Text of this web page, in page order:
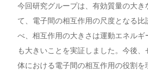
今回研究グループは、有効質量の大き
て、電子間の相互作用の尺度となる比
べ、相互作用の大きさは運動エネルギ
も大きいことを実証しました。今後
体における電子間の相互作用の役割を